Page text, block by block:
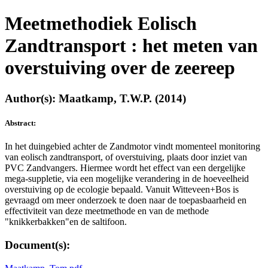
Meetmethodiek Eolisch
Zandtransport : het meten van
overstuiving over de zeereep
Author(s): Maatkamp, T.W.P. (2014)
Abstract:
In het duingebied achter de Zandmotor vindt momenteel monitoring
van eolisch zandtransport, of overstuiving, plaats door inziet van
PVC Zandvangers. Hiermee wordt het effect van een dergelijke
mega-suppletie, via een mogelijke verandering in de hoeveelheid
overstuiving op de ecologie bepaald. Vanuit Witteveen+Bos is
gevraagd om meer onderzoek te doen naar de toepasbaarheid en
effectiviteit van deze meetmethode en van de methode
"knikkerbakken"en de saltifoon.
Document(s):